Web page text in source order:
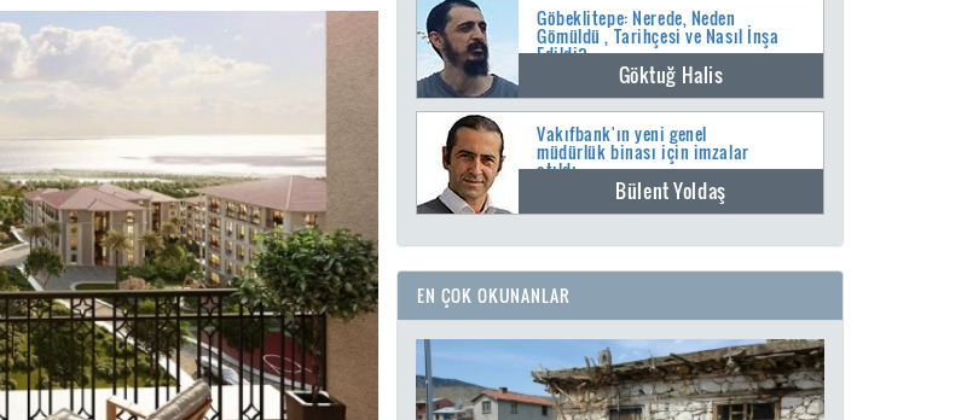
Göbeklitepe: Nerede, Neden
Gömüldü , Tarihçesi ve Nasıl İnşa
Edildi?
Göktuğ Halis
Vakıfbank'ın yeni genel
müdürlük binası için imzalar
atıldı
Bülent Yoldaş
EN ÇOK OKUNANLAR